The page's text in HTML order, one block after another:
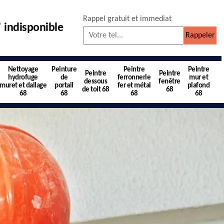
indisponible
Rappel gratuit et immediat
Nettoyage
hydrofuge
muret et dallage
68
Peinture
de
portail
68
Peintre
dessous
de toit 68
Peintre
ferronnerie
fer et métal
68
Peintre
fenêtre
68
Peintre
mur et
plafond
68